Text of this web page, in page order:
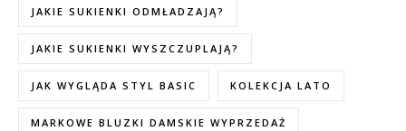
JAKIE SUKIENKI ODMŁADZAJĄ?
JAKIE SUKIENKI WYSZCZUPLAJĄ?
JAK WYGLĄDA STYL BASIC KOLEKCJA LATO
MARKOWE BLUZKI DAMSKIE WYPRZEDAŻ